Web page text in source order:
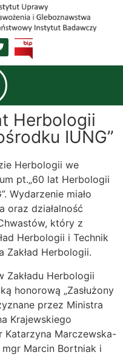
Herbologii
IUNG”
Herbologii we
pt.„60 lat Herbologii
Wydarzenie miało
oraz działalność
który z
Herbologii i Technik
Zakład Herbologii.
Zakładu Herbologii
honorową „Zasłużony
przez Ministra
Krajewskiego
Katarzyna Marczewska-
Marcin Bortniak i